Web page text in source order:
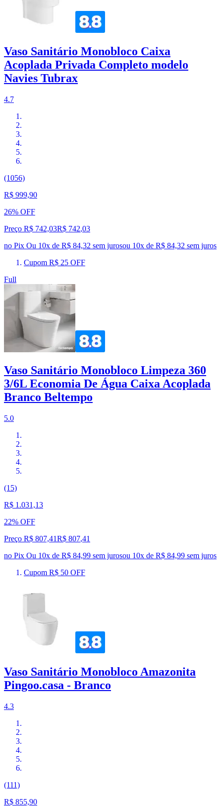
Vaso Sanitário Monobloco Caixa
Acoplada Privada Completo modelo
Navies Tubrax
4.7
(1056)
R$ 999,90
26% OFF
Preço R$ 742,03R$ 742,03
no Pix Ou 10x de R$ 84,32 sem jurosou 10x de R$ 84,32 sem juros
Cupom R$ 25 OFF
Full
Vaso Sanitário Monobloco Limpeza 360
3/6L Economia De Água Caixa Acoplada
Branco Beltempo
5.0
(15)
R$ 1.031,13
22% OFF
Preço R$ 807,41R$ 807,41
no Pix Ou 10x de R$ 84,99 sem jurosou 10x de R$ 84,99 sem juros
Cupom R$ 50 OFF
Vaso Sanitário Monobloco Amazonita
Pingoo.casa - Branco
4.3
(111)
R$ 855,90